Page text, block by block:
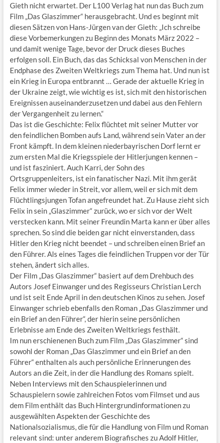
Gieth nicht erwartet. Der L100 Verlag hat nun das Buch zum
Film „Das Glaszimmer“ herausgebracht. Und es beginnt mit
diesen Sätzen von Hans-Jürgen van der Gieth: „Ich schreibe
diese Vorbemerkungen zu Beginn des Monats März 2022 –
und damit wenige Tage, bevor der Druck dieses Buches
erfolgen soll. Ein Buch, das das Schicksal von Menschen in der
Endphase des Zweiten Weltkriegs zum Thema hat. Und nun ist
ein Krieg in Europa entbrannt … Gerade der aktuelle Krieg in
der Ukraine zeigt, wie wichtig es ist, sich mit den historischen
Ereignissen auseinanderzusetzen und dabei aus den Fehlern
der Vergangenheit zu lernen.“
Das ist die Geschichte: Felix flüchtet mit seiner Mutter vor
den feindlichen Bomben aufs Land, während sein Vater an der
Front kämpft. In dem kleinen niederbayrischen Dorf lernt er
zum ersten Mal die Kriegsspiele der Hitlerjungen kennen –
und ist fasziniert. Auch Karri, der Sohn des
Ortsgruppenleiters, ist ein fanatischer Nazi. Mit ihm gerät
Felix immer wieder in Streit, vor allem, weil er sich mit dem
Flüchtlingsjungen Tofan angefreundet hat. Zu Hause zieht sich
Felix in sein „Glaszimmer“ zurück, wo er sich vor der Welt
verstecken kann. Mit seiner Freundin Marta kann er über alles
sprechen. So sind die beiden gar nicht einverstanden, dass
Hitler den Krieg nicht beendet – und schreiben einen Brief an
den Führer. Als eines Tages die feindlichen Truppen vor der Tür
stehen, ändert sich alles.
Der Film „Das Glaszimmer“ basiert auf dem Drehbuch des
Autors Josef Einwanger und des Regisseurs Christian Lerch
und ist seit Ende April in den deutschen Kinos zu sehen. Josef
Einwanger schrieb ebenfalls den Roman „Das Glaszimmer und
ein Brief an den Führer“, der hierin seine persönlichen
Erlebnisse am Ende des Zweiten Weltkriegs festhält.
Im nun erschienenen Buch zum Film „Das Glaszimmer“ sind
sowohl der Roman „Das Glaszimmer und ein Brief an den
Führer“ enthalten als auch persönliche Erinnerungen des
Autors an die Zeit, in der die Handlung des Romans spielt.
Neben Interviews mit den Schauspielerinnen und
Schauspielern sowie zahlreichen Fotos vom Filmset und aus
dem Film enthält das Buch Hintergrundinformationen zu
ausgewählten Aspekten der Geschichte des
Nationalsozialismus, die für die Handlung von Film und Roman
relevant sind: unter anderem Biografisches zu Adolf Hitler,